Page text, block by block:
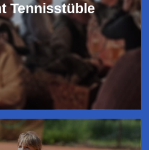
Tennisstüble